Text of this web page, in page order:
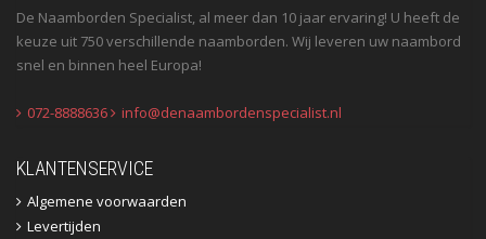
De Naamborden Specialist, al meer dan 10 jaar ervaring! U heeft de
keuze uit 750 verschillende naamborden. Wij leveren uw naambord
snel en binnen heel Europa!
072-8888636 info@denaambordenspecialist.nl
KLANTENSERVICE
Algemene voorwaarden
Levertijden